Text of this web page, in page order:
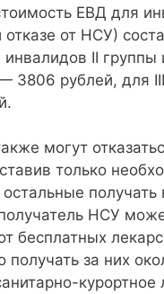
ЕВД для
отказе от НСУ)
инвалидов II группы
3806 рублей, для
могут
только
остальные
НСУ
бесплатных
за них